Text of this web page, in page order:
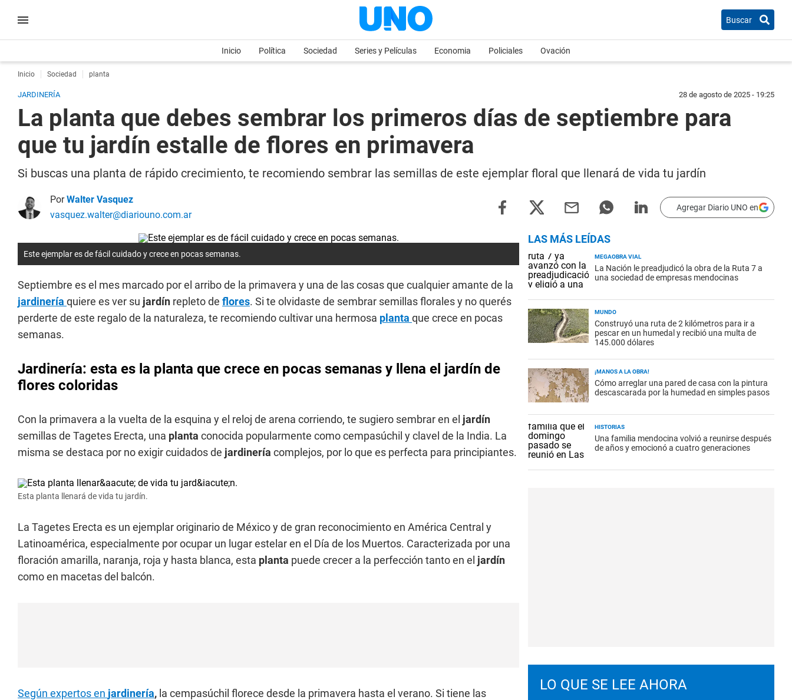
Buscar
Inicio Política Sociedad Series y Películas Economia Policiales Ovación
Inicio Sociedad planta
JARDINERÍA 28 de agosto de 2025 - 19:25
La planta que debes sembrar los primeros días de septiembre para
que tu jardín estalle de flores en primavera
Si buscas una planta de rápido crecimiento, te recomiendo sembrar las semillas de este ejemplar floral que llenará de vida tu jardín
PorWalter Vasquez
vasquez.walter@diariouno.com.ar
Agregar Diario UNO en
Este ejemplar es de fácil cuidado y crece en pocas semanas.
Septiembre es el mes marcado por el arribo de la primavera y una de las cosas que cualquier amante de la
jardinería quiere es ver su jardín repleto de flores. Si te olvidaste de sembrar semillas florales y no querés
perderte de este regalo de la naturaleza, te recomiendo cultivar una hermosa planta que crece en pocas
semanas.
Jardinería: esta es la planta que crece en pocas semanas y llena el jardín de
flores coloridas
Con la primavera a la vuelta de la esquina y el reloj de arena corriendo, te sugiero sembrar en el jardín
semillas de Tagetes Erecta, una planta conocida popularmente como cempasúchil y clavel de la India. La
misma se destaca por no exigir cuidados de jardinería complejos, por lo que es perfecta para principiantes.
Esta planta llenará de vida tu jardín.
La Tagetes Erecta es un ejemplar originario de México y de gran reconocimiento en América Central y
Latinoamérica, especialmente por ocupar un lugar estelar en el Día de los Muertos. Caracterizada por una
floración amarilla, naranja, roja y hasta blanca, esta planta puede crecer a la perfección tanto en el jardín
como en macetas del balcón.
Según expertos en jardinería, la cempasúchil florece desde la primavera hasta el verano. Si tiene las
LAS MÁS LEÍDAS
MEGAOBRA VIAL
La Nación le preadjudicó la obra de la Ruta 7 a
una sociedad de empresas mendocinas
MUNDO
Construyó una ruta de 2 kilómetros para ir a
pescar en un humedal y recibió una multa de
145.000 dólares
¡MANOS A LA OBRA!
Cómo arreglar una pared de casa con la pintura
descascarada por la humedad en simples pasos
HISTORIAS
Una familia mendocina volvió a reunirse después
de años y emocionó a cuatro generaciones
LO QUE SE LEE AHORA